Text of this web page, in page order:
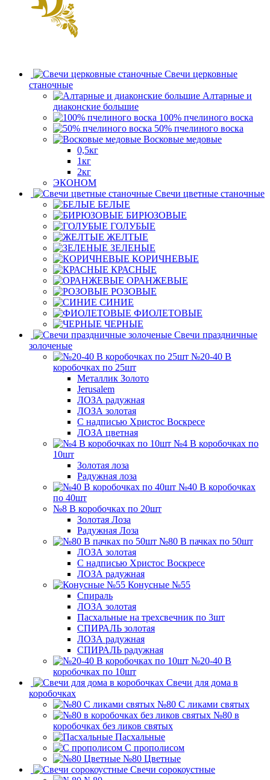
Свечи церковные
станочные
Алтарные и
диаконские большие
100% пчелиного воска
50% пчелиного воска
Восковые медовые
0,5кг
1кг
2кг
ЭКОНОМ
Свечи цветные станочные
БЕЛЫЕ
БИРЮЗОВЫЕ
ГОЛУБЫЕ
ЖЕЛТЫЕ
ЗЕЛЕНЫЕ
КОРИЧНЕВЫЕ
КРАСНЫЕ
ОРАНЖЕВЫЕ
РОЗОВЫЕ
СИНИЕ
ФИОЛЕТОВЫЕ
ЧЕРНЫЕ
Свечи праздничные
золоченые
№20-40 В
коробочках по 25шт
Металлик Золото
Jerusalem
ЛОЗА радужная
ЛОЗА золотая
С надписью Христос Воскресе
ЛОЗА цветная
№4 В коробочках по
10шт
Золотая лоза
Радужная лоза
№40 В коробочках
по 40шт
№8 В коробочках по 20шт
Золотая Лоза
Радужная Лоза
№80 В пачках по 50шт
ЛОЗА золотая
С надписью Христос Воскресе
ЛОЗА радужная
Конусные №55
Спираль
ЛОЗА золотая
Пасхальные на трехсвечник по 3шт
СПИРАЛЬ золотая
ЛОЗА радужная
СПИРАЛЬ радужная
№20-40 В
коробочках по 10шт
Свечи для дома в
коробочках
№80 С ликами святых
№80 в
коробочках без ликов святых
Пасхальные
С прополисом
№80 Цветные
Свечи сорокоустные